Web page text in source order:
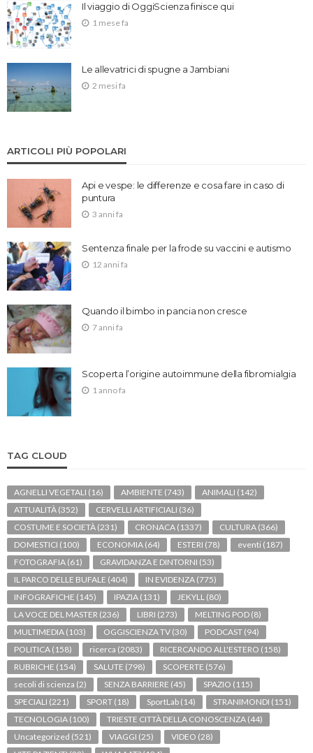
Il viaggio di OggiScienza finisce qui
1 mese fa
Le allevatrici di spugne a Jambiani
2 mesi fa
ARTICOLI PIÙ POPOLARI
Api e vespe: le differenze e cosa fare in caso di
puntura
3 anni fa
Sentenza finale per la frode su vaccini e autismo
12 anni fa
Quando il bimbo in pancia non cresce
7 anni fa
Scoperta l’origine autoimmune della fibromialgia
1 anno fa
TAG CLOUD
AGNELLI VEGETALI (16) AMBIENTE (743) ANIMALI (142)
ATTUALITÀ (352) CERVELLI ARTIFICIALI (36)
COSTUME E SOCIETÀ (231) CRONACA (1337) CULTURA (366)
DOMESTICI (100) ECONOMIA (64) ESTERI (78) eventi (187)
FOTOGRAFIA (61) GRAVIDANZA E DINTORNI (53)
IL PARCO DELLE BUFALE (404) IN EVIDENZA (775)
INFOGRAFICHE (145) IPAZIA (131) JEKYLL (80)
LA VOCE DEL MASTER (236) LIBRI (273) MELTING POD (8)
MULTIMEDIA (103) OGGISCIENZA TV (30) PODCAST (94)
POLITICA (158) ricerca (2083) RICERCANDO ALL'ESTERO (158)
RUBRICHE (154) SALUTE (798) SCOPERTE (576)
secoli di scienza (2) SENZA BARRIERE (45) SPAZIO (115)
SPECIALI (221) SPORT (18) SportLab (14) STRANIMONDI (151)
TECNOLOGIA (100) TRIESTE CITTÀ DELLA CONOSCENZA (44)
Uncategorized (521) VIAGGI (25) VIDEO (28)